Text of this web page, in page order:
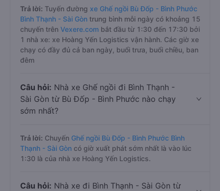
Trả lời: Tuyến đường xe Ghế ngồi Bù Đốp - Bình Phước
Bình Thạnh - Sài Gòn trung bình mỗi ngày có khoảng 15
chuyến trên Vexere.com bắt đầu từ 1:30 đến 17:30 bởi
1 nhà xe: xe Hoàng Yến Logistics vận hành. Các giờ xe
chạy có đầy đủ cả ban ngày, buổi trưa, buổi chiều, ban
đêm
Câu hỏi: Nhà xe Ghế ngồi đi Bình Thạnh -
Sài Gòn từ Bù Đốp - Bình Phước nào chạy
sớm nhất?
Trả lời: Chuyến Ghế ngồi Bù Đốp - Bình Phước Bình
Thạnh - Sài Gòn có giờ xuất phát sớm nhất là vào lúc
1:30 là của nhà xe Hoàng Yến Logistics.
Câu hỏi: Nhà xe đi Bình Thạnh - Sài Gòn từ